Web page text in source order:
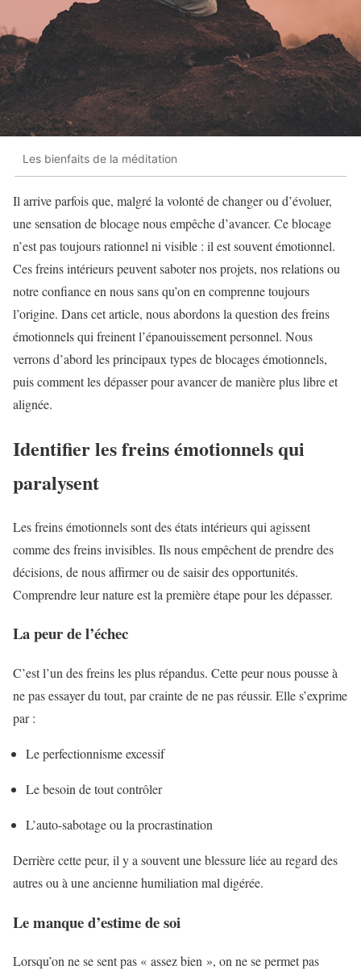
Les bienfaits de la méditation
Il arrive parfois que, malgré la volonté de changer ou d’évoluer,
une sensation de blocage nous empêche d’avancer. Ce blocage
n’est pas toujours rationnel ni visible : il est souvent émotionnel.
Ces freins intérieurs peuvent saboter nos projets, nos relations ou
notre confiance en nous sans qu’on en comprenne toujours
l’origine. Dans cet article, nous abordons la question des freins
émotionnels qui freinent l’épanouissement personnel. Nous
verrons d’abord les principaux types de blocages émotionnels,
puis comment les dépasser pour avancer de manière plus libre et
alignée.
Identifier les freins émotionnels qui
paralysent
Les freins émotionnels sont des états intérieurs qui agissent
comme des freins invisibles. Ils nous empêchent de prendre des
décisions, de nous affirmer ou de saisir des opportunités.
Comprendre leur nature est la première étape pour les dépasser.
La peur de l’échec
C’est l’un des freins les plus répandus. Cette peur nous pousse à
ne pas essayer du tout, par crainte de ne pas réussir. Elle s’exprime
par :
Le perfectionnisme excessif
Le besoin de tout contrôler
L’auto-sabotage ou la procrastination
Derrière cette peur, il y a souvent une blessure liée au regard des
autres ou à une ancienne humiliation mal digérée.
Le manque d’estime de soi
Lorsqu’on ne se sent pas « assez bien », on ne se permet pas